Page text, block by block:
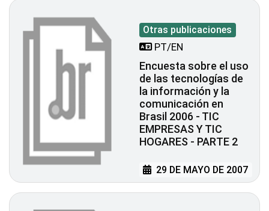
Otras publicaciones
PT/EN
Encuesta sobre el uso
de las tecnologías de
la información y la
comunicación en
Brasil 2006 - TIC
EMPRESAS Y TIC
HOGARES - PARTE 2
29 DE MAYO DE 2007